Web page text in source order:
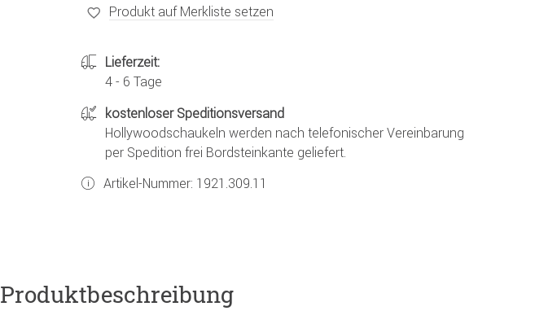
Produkt auf Merkliste setzen
Lieferzeit:
4 - 6 Tage
kostenloser Speditionsversand
Hollywoodschaukeln werden nach telefonischer Vereinbarung
per Spedition frei Bordsteinkante geliefert.
Artikel-Nummer: 1921.309.11
Produktbeschreibung